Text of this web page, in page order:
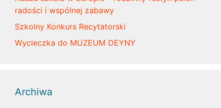
radości i wspólnej zabawy
Szkolny Konkurs Recytatorski
Wycieczka do MUZEUM DEYNY
Archiwa